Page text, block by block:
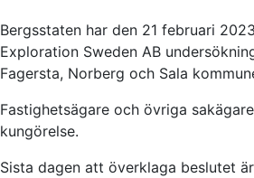
Bergsstaten har den 21 februari
Exploration Sweden AB
Fagersta, Norberg och Sala
Fastighetsägare och övriga
kungörelse.
Sista dagen att överklaga beslutet